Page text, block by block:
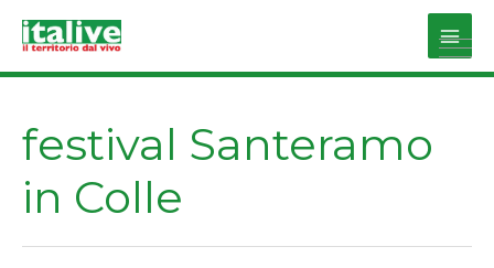
Main
festival Santeramo
in Colle